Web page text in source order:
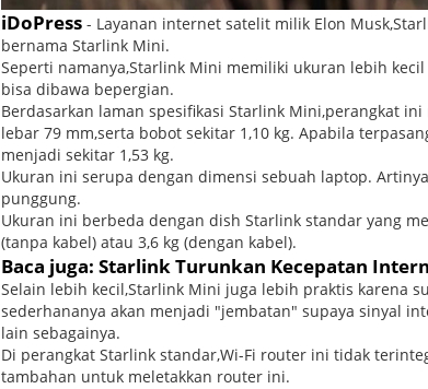
iDoPress - Layanan internet satelit milik Elon
bernama Starlink Mini.
Seperti namanya,Starlink Mini memiliki ukuran lebih
bisa dibawa bepergian.
Berdasarkan laman spesifikasi Starlink Mini,perangkat
lebar 79 mm,serta bobot sekitar 1,10 kg. Apabila
menjadi sekitar 1,53 kg.
Ukuran ini serupa dengan dimensi sebuah laptop.
punggung.
Ukuran ini berbeda dengan dish Starlink standar yang
(tanpa kabel) atau 3,6 kg (dengan kabel).
Baca juga: Starlink Turunkan Kecepatan
Selain lebih kecil,Starlink Mini juga lebih praktis karena
sederhananya akan menjadi "jembatan" supaya sinyal
lain sebagainya.
Di perangkat Starlink standar,Wi-Fi router ini tidak
tambahan untuk meletakkan router ini.